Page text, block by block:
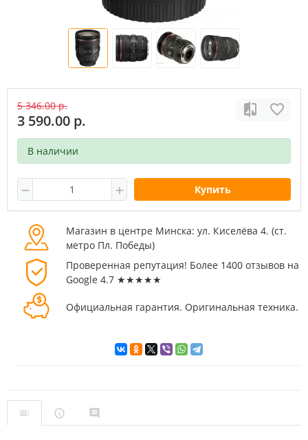
5 346.00 р.
3 590.00 р.
В наличии
Купить
Магазин в центре Минска: ул. Киселёва 4. (cт.
метро Пл. Победы)
Проверенная репутация! Более 1400 отзывов на
Google 4.7 ★★★★★
Официальная гарантия. Оригинальная техника.